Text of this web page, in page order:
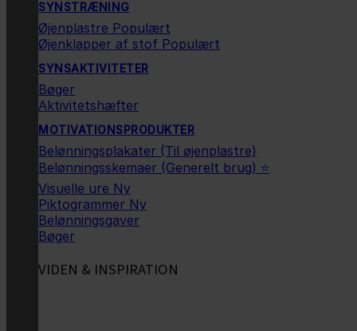
SYNSTRÆNING
Øjenplastre
Øjenklapper af stof
SYNSAKTIVITETER
Bøger
Aktivitetshæfter
MOTIVATIONSPRODUKTER
Belønningsplakater (Til øjenplastre)
Belønningsskemaer (Generelt brug) ⭐
Visuelle ure
Piktogrammer
Belønningsgaver
Bøger
VIDEN & INSPIRATION